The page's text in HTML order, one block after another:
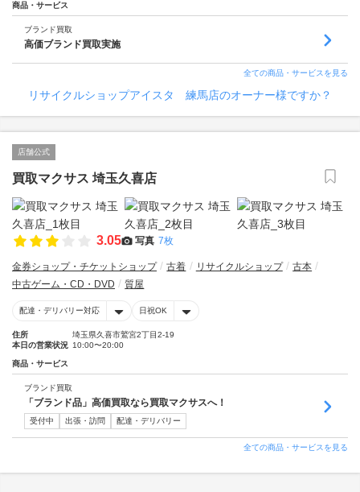
商品・サービス
ブランド買取
高価ブランド買取実施
全ての商品・サービスを見る
リサイクルショップアイスタ 練馬店のオーナー様ですか？
店舗公式
買取マクサス 埼玉久喜店
3.05 写真 7枚
金券ショップ・チケットショップ 古着 リサイクルショップ
古本
中古ゲーム・CD・DVD
質屋
配達・デリバリー対応 日祝OK
住所
埼玉県久喜市鷲宮2丁目2-19
本日の営業状況 10:00〜20:00
商品・サービス
ブランド買取
「ブランド品」高価買取なら買取マクサスへ！
受付中 出張・訪問 配達・デリバリー
全ての商品・サービスを見る